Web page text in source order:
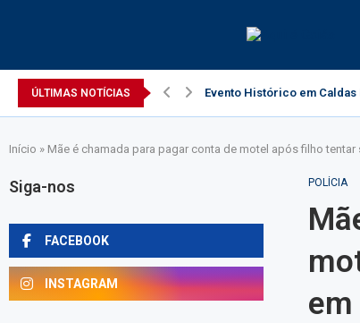
ÚLTIMAS NOTÍCIAS Evento Histórico em Caldas
Início » Mãe é chamada para pagar conta de motel após filho tentar
POLÍCIA
em
Siga-nos
FACEBOOK
INSTAGRAM